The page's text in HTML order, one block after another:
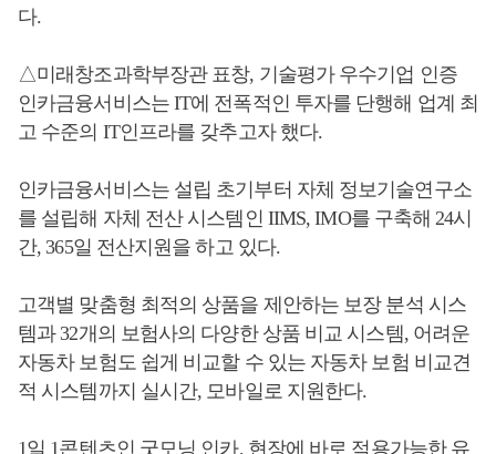
다.
△미래창조과학부장관 표창, 기술평가 우수기업 인증
인카금융서비스는 IT에 전폭적인 투자를 단행해 업계 최
고 수준의 IT인프라를 갖추고자 했다.
인카금융서비스는 설립 초기부터 자체 정보기술연구소
를 설립해 자체 전산 시스템인 IIMS, IMO를 구축해 24시
간, 365일 전산지원을 하고 있다.
고객별 맞춤형 최적의 상품을 제안하는 보장 분석 시스
템과 32개의 보험사의 다양한 상품 비교 시스템, 어려운
자동차 보험도 쉽게 비교할 수 있는 자동차 보험 비교견
적 시스템까지 실시간, 모바일로 지원한다.
1일 1콘텐츠인 굿모닝 인카, 현장에 바로 적용가능한 유